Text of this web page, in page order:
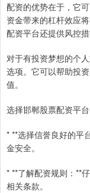
配资的优势在于，它
资金带来的杠杆效应
配资平台还提供风控
对于有投资梦想的个
选项。它可以帮助投
值。
选择邯郸股票配资平
* **选择信誉良好的平
金安全。
* **了解配资规则：**
相关条款。